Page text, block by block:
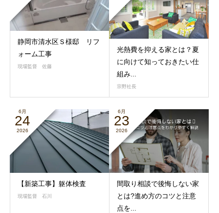
静岡市清水区Ｓ様邸 リフ
ォーム工事
現場監督 佐藤
光熱費を抑える家とは？夏
に向けて知っておきたい仕
組み...
宗野社長
6月
24
2026
【新築工事】躯体検査
現場監督 石川
6月
23
2026
間取り相談で後悔しない家
とは?進め方のコツと注意
点を...